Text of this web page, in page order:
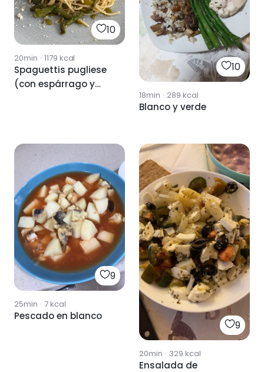
10
20min · 1179 kcal
Spaguettis pugliese
(con espárrago y
10
18min · 289 kcal
Blanco y verde
9
25min · 7kcal
Pescado en blanco
9
20min · 329 kcal
Ensalada de